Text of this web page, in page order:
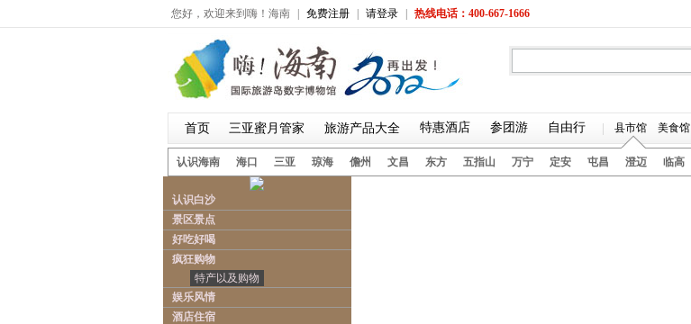
您好，欢迎来到嗨！海南 免费注册 请登录 热线电话：400-667-1666
首页 三亚蜜月管家 旅游产品大全 特惠酒店 参团游 自由行 县市馆 美食馆
认识海南 海口 三亚 琼海 儋州 文昌 东方 五指山 万宁 定安 屯昌 澄迈 临高
认识白沙
景区景点
好吃好喝
疯狂购物
特产以及购物
娱乐风情
酒店住宿